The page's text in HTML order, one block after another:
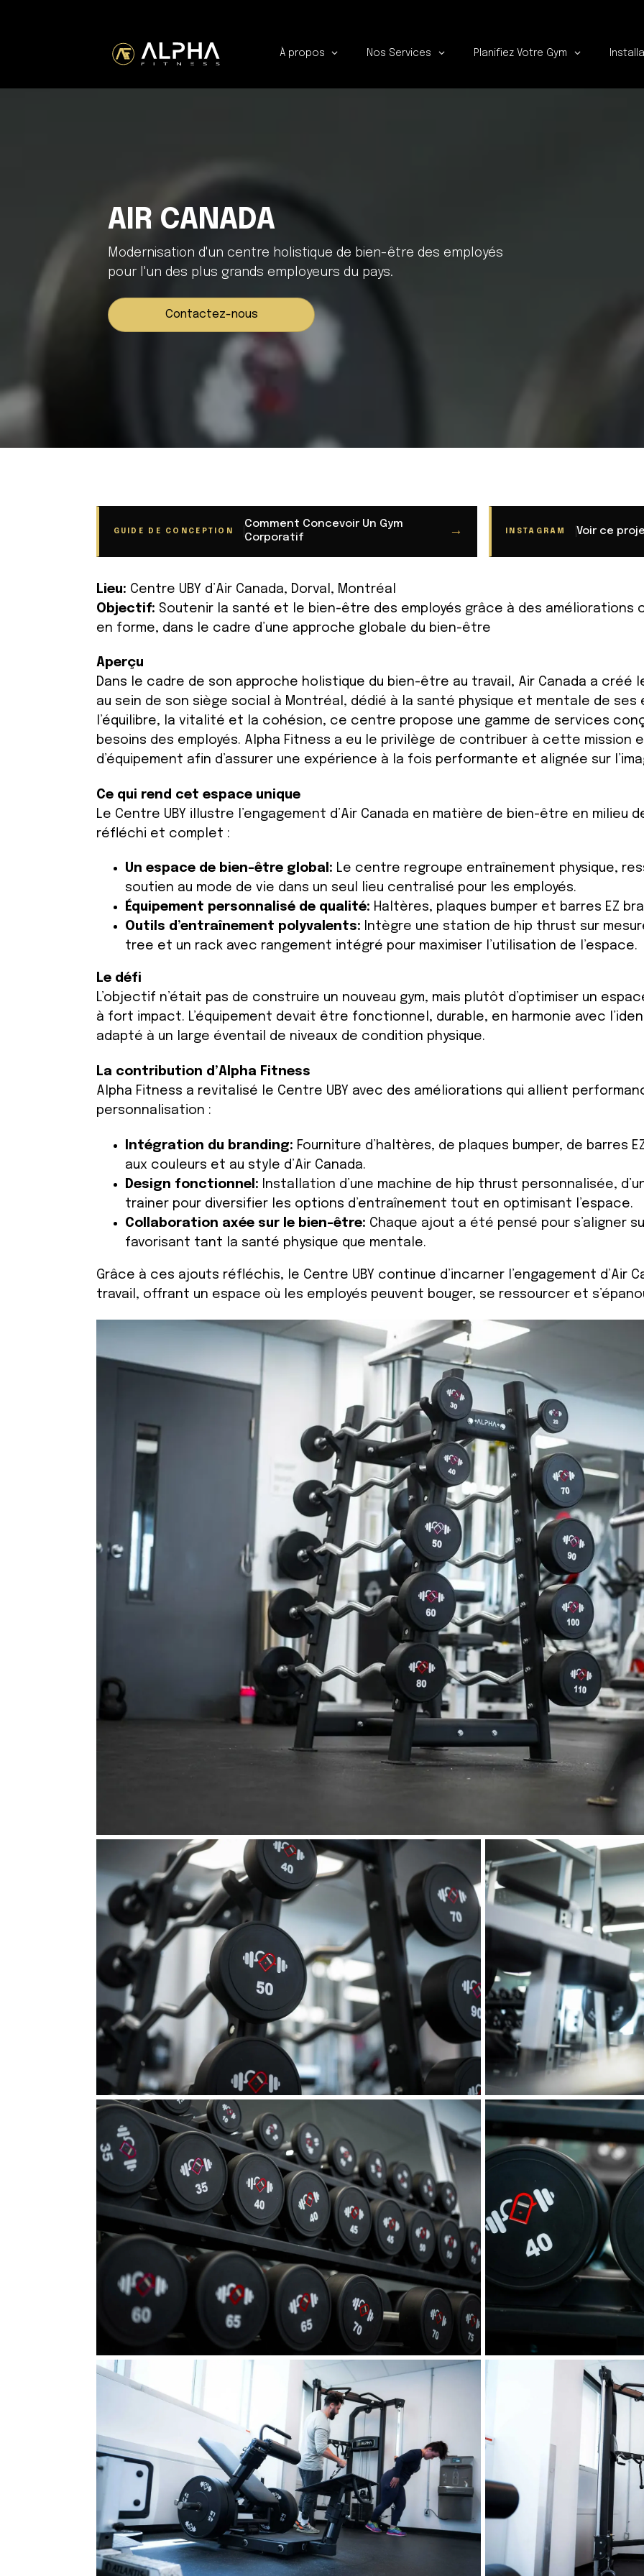
À propos Nos Services Planifiez Votre Gym
AIR CANADA
Modernisation d'un centre holistique de bien-être des employés
pour l'un des plus grands employeurs du pays.
Contactez-nous
GUIDE DE CONCEPTION
Comment Concevoir Un Gym
Corporatif
→ INSTAGRAM Voir ce
Lieu: Centre UBY d’Air Canada, Dorval, Montréal
Objectif: Soutenir la santé et le bien-être des employés grâce à des améliorations
en forme, dans le cadre d’une approche globale du bien-être
Aperçu
Dans le cadre de son approche holistique du bien-être au travail, Air Canada a créé
au sein de son siège social à Montréal, dédié à la santé physique et mentale de ses
l’équilibre, la vitalité et la cohésion, ce centre propose une gamme de services
besoins des employés. Alpha Fitness a eu le privilège de contribuer à cette mission
d’équipement afin d’assurer une expérience à la fois performante et alignée sur
Ce qui rend cet espace unique
Le Centre UBY illustre l’engagement d’Air Canada en matière de bien-être en milieu
réfléchi et complet :
Un espace de bien-être global: Le centre regroupe entraînement physique,
soutien au mode de vie dans un seul lieu centralisé pour les employés.
Équipement personnalisé de qualité: Haltères, plaques bumper et barres EZ
Outils d’entraînement polyvalents:
Intègre une station de hip thrust sur
tree et un rack avec rangement intégré pour maximiser l’utilisation de l’espace.
Le défi
L’objectif n’était pas de construire un nouveau gym, mais plutôt d’optimiser un
à fort impact. L’équipement devait être fonctionnel, durable, en harmonie avec
adapté à un large éventail de niveaux de condition physique.
La contribution d’Alpha Fitness
Alpha Fitness a revitalisé le Centre UBY avec des améliorations qui allient
personnalisation :
Intégration du branding: Fourniture d’haltères, de plaques bumper, de barres
aux couleurs et au style d’Air Canada.
Design fonctionnel:
Installation d’une machine de hip thrust personnalisée,
trainer pour diversifier les options d’entraînement tout en optimisant l’espace.
Collaboration axée sur le bien-être: Chaque ajout a été pensé pour s’aligner
favorisant tant la santé physique que mentale.
Grâce à ces ajouts réfléchis, le Centre UBY continue d’incarner l’engagement d’Air
travail, offrant un espace où les employés peuvent bouger, se ressourcer et